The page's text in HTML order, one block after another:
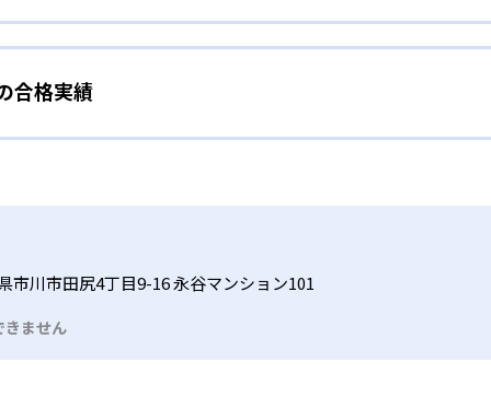
イル
度な問題へと、スモールステップで進んでいけるよう工
。
な受講スタイル
内であれば、何曜日にでも週2回受講できる。そのため、
ては自宅からのオンライン受講と通室を組み合わせること
ことで、少しずつ苦手意識を克服できるだろう。
事と両立したい生徒向け
も気軽に相談可能だ。
するため、集中力や目標に向かって頑張りやり抜く力を
合格実績
は公開していない。志望校への実績があるかどうかは、
市川市田尻4丁目9-16 永谷マンション101
きません